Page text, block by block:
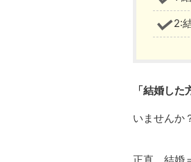
2:
「結婚し
いませんか
正直、結婚